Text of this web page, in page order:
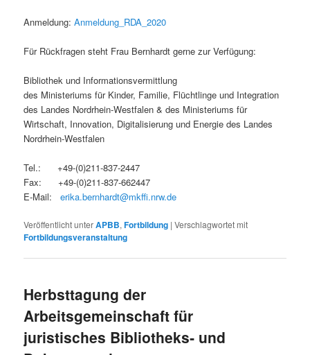
Anmeldung:Anmeldung_RDA_2020
Für Rückfragen steht Frau Bernhardt gerne zur Verfügung:
Bibliothek und Informationsvermittlung
des Ministeriums für Kinder, Familie, Flüchtlinge und Integration
des Landes Nordrhein-Westfalen & des Ministeriums für
Wirtschaft, Innovation, Digitalisierung und Energie des Landes
Nordrhein-Westfalen
Tel.: +49-(0)211-837-2447
Fax: +49-(0)211-837-662447
E-Mail:erika.bernhardt@mkffi.nrw.de
Veröffentlicht unterAPBB,Fortbildung |Verschlagwortet mit
Fortbildungsveranstaltung
Herbsttagung der
Arbeitsgemeinschaft für
juristisches Bibliotheks‐ und